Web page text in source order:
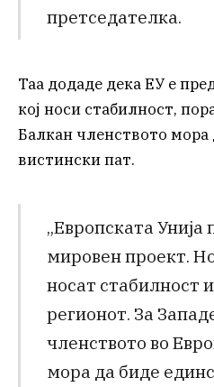
претседателка.
Таа додаде дека ЕУ е
кој носи стабилност,
Балкан членството
вистински пат.
„Европската Унија
мировен проект.
носат стабилност
регионот. За
членството во
мора да биде